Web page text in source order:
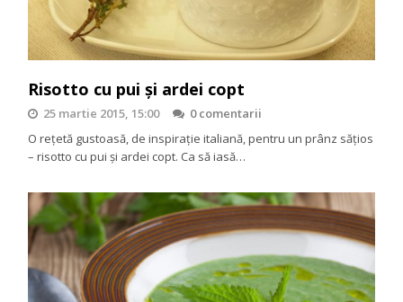
Risotto cu pui și ardei copt
25 martie 2015, 15:00
0 comentarii
O rețetă gustoasă, de inspirație italiană, pentru un prânz sățios
– risotto cu pui și ardei copt. Ca să iasă…